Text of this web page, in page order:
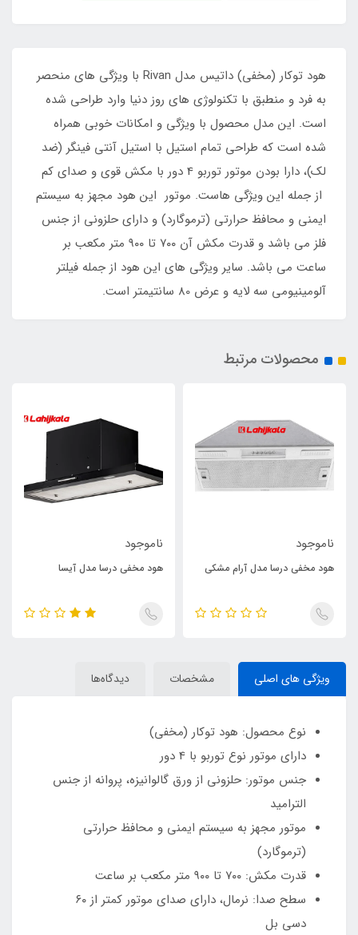
هود توکار (مخفی) داتیس مدل Rivan با ویژگی های منحصر
به فرد و منطبق با تکنولوژی های روز دنیا وارد طراحی شده
است. این مدل محصول با ویژگی و امکانات خوبی همراه
شده است که طراحی تمام استیل با استیل آنتی فینگر (ضد
لک)، دارا بودن موتور توربو 4 دور با مکش قوی و صدای کم
از جمله این ویژگی هاست. موتور این هود مجهز به سیستم
ایمنی و محافظ حرارتی (ترموگارد) و دارای حلزونی از جنس
فلز می باشد و قدرت مکش آن ۷۰۰ تا ۹۰۰ متر مکعب بر
ساعت می باشد. سایر ویژگی های این هود از جمله فیلتر
آلومینیومی سه لایه و عرض 80 سانتیمتر است.
محصولات مرتبط
ناموجود
هود مخفی درسا مدل آرام مشکی
ناموجود
هود مخفی درسا مدل آیسا
ویژگی های اصلی مشخصات دیدگاه‌ها
نوع محصول: هود توکار (مخفی)
دارای موتور نوع توربو با 4 دور
جنس موتور: حلزونی از ورق گالوانیزه، پروانه از جنس
الترامید
موتور مجهز به سیستم ایمنی و محافظ حرارتی
(ترموگارد)
قدرت مکش: ۷۰۰ تا ۹۰۰ متر مکعب بر ساعت
سطح صدا: نرمال، دارای صدای موتور کمتر از ۶۰
دسی بل